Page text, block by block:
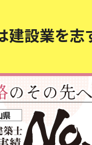
建設業を志